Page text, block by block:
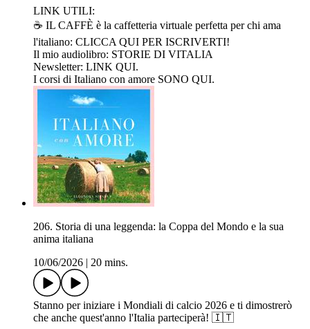
LINK UTILI:
☕️ IL CAFFÈ è la caffetteria virtuale perfetta per chi ama
l'italiano: ⁠⁠⁠⁠⁠⁠⁠⁠⁠⁠⁠⁠⁠⁠⁠⁠⁠⁠⁠⁠⁠⁠⁠⁠⁠⁠⁠⁠⁠⁠⁠⁠⁠CLICCA QUI PER ISCRIVERTI!⁠⁠⁠⁠⁠⁠⁠⁠⁠⁠⁠⁠⁠⁠⁠⁠
Il mio audiolibro: ⁠⁠⁠⁠⁠⁠⁠⁠⁠⁠⁠⁠⁠⁠⁠⁠⁠⁠⁠⁠⁠⁠⁠⁠⁠⁠⁠⁠⁠⁠⁠⁠⁠⁠STORIE DI VITALIA⁠⁠⁠⁠⁠⁠⁠⁠⁠⁠⁠⁠⁠⁠⁠⁠⁠⁠⁠⁠⁠⁠⁠⁠⁠⁠⁠⁠⁠⁠⁠⁠⁠⁠⁠⁠⁠⁠⁠⁠⁠⁠⁠⁠⁠⁠⁠⁠⁠⁠⁠⁠⁠⁠⁠⁠⁠⁠⁠⁠⁠⁠⁠⁠⁠⁠⁠⁠⁠⁠⁠⁠⁠⁠⁠⁠⁠⁠⁠⁠⁠⁠⁠⁠⁠⁠⁠⁠⁠⁠⁠⁠⁠⁠⁠⁠⁠⁠⁠⁠⁠⁠⁠⁠⁠⁠⁠⁠⁠⁠⁠⁠⁠⁠⁠⁠⁠⁠⁠⁠⁠⁠⁠⁠⁠⁠⁠⁠⁠⁠⁠⁠⁠⁠⁠⁠⁠⁠⁠⁠⁠⁠⁠⁠⁠⁠⁠⁠⁠⁠⁠⁠⁠⁠⁠⁠⁠⁠⁠⁠⁠⁠⁠⁠⁠⁠⁠⁠⁠⁠⁠⁠⁠⁠⁠⁠⁠⁠⁠⁠⁠⁠⁠⁠⁠⁠⁠⁠⁠⁠⁠⁠⁠⁠⁠⁠⁠⁠
Newsletter: ⁠⁠⁠⁠⁠⁠⁠⁠⁠⁠⁠⁠⁠⁠⁠⁠⁠⁠⁠⁠⁠⁠⁠⁠⁠⁠⁠⁠⁠⁠⁠⁠⁠⁠⁠⁠⁠⁠⁠⁠⁠⁠⁠⁠⁠⁠⁠⁠⁠⁠⁠⁠⁠⁠⁠⁠⁠⁠⁠⁠⁠⁠⁠⁠⁠⁠⁠⁠⁠⁠⁠⁠⁠⁠⁠⁠⁠⁠⁠⁠⁠⁠⁠⁠⁠⁠⁠⁠⁠⁠⁠⁠⁠⁠⁠⁠⁠⁠⁠⁠⁠⁠⁠⁠⁠⁠⁠⁠⁠⁠⁠⁠⁠⁠⁠⁠⁠⁠⁠⁠⁠⁠⁠⁠⁠⁠⁠⁠⁠⁠⁠⁠⁠⁠⁠⁠⁠⁠⁠⁠⁠⁠⁠⁠⁠⁠⁠⁠⁠⁠⁠⁠⁠⁠⁠⁠⁠⁠⁠⁠⁠⁠⁠⁠⁠⁠⁠⁠⁠⁠⁠⁠LINK QUI.⁠⁠⁠⁠⁠⁠⁠⁠⁠⁠⁠⁠⁠⁠⁠⁠⁠⁠⁠⁠⁠⁠⁠⁠⁠⁠⁠⁠⁠⁠
I corsi di Italiano con amore ⁠⁠⁠⁠⁠⁠⁠⁠⁠⁠⁠⁠⁠⁠⁠⁠⁠⁠⁠⁠⁠⁠⁠⁠⁠⁠⁠⁠⁠⁠⁠⁠⁠⁠⁠⁠⁠⁠⁠⁠⁠⁠⁠⁠⁠⁠⁠⁠⁠⁠⁠⁠⁠⁠⁠⁠⁠⁠⁠⁠⁠⁠⁠⁠⁠⁠⁠⁠⁠⁠⁠⁠⁠⁠⁠⁠⁠⁠⁠⁠⁠⁠⁠⁠⁠⁠⁠⁠⁠⁠⁠⁠⁠⁠⁠⁠⁠⁠⁠⁠⁠⁠⁠⁠⁠⁠⁠⁠⁠⁠⁠⁠⁠⁠⁠⁠⁠⁠⁠⁠⁠⁠⁠⁠⁠⁠⁠⁠⁠⁠⁠⁠⁠⁠⁠⁠⁠⁠⁠⁠⁠⁠⁠⁠⁠⁠⁠⁠⁠⁠⁠⁠⁠⁠⁠⁠⁠⁠⁠⁠⁠⁠⁠⁠⁠⁠⁠⁠⁠⁠⁠⁠⁠⁠⁠⁠⁠⁠⁠⁠⁠⁠⁠⁠⁠⁠⁠⁠⁠⁠⁠SONO QUI⁠⁠⁠⁠⁠⁠⁠⁠⁠⁠⁠⁠⁠⁠⁠⁠⁠⁠⁠⁠.
206. Storia di una leggenda: la Coppa del Mondo e la sua
anima italiana
10/06/2026
20 mins.
Stanno per iniziare i Mondiali di calcio 2026 e ti dimostrerò
che anche quest'anno l'Italia parteciperà! 🇮🇹